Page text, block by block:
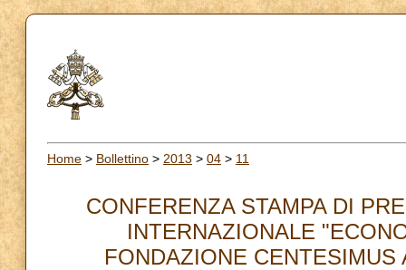
Home > Bollettino > 2013 > 04 > 11
CONFERENZA STAMPA DI
INTERNAZIONALE
FONDAZIONE